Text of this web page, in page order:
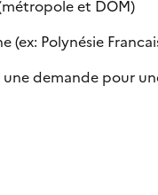
et DOM)
(ex: Polynésie
demande pour